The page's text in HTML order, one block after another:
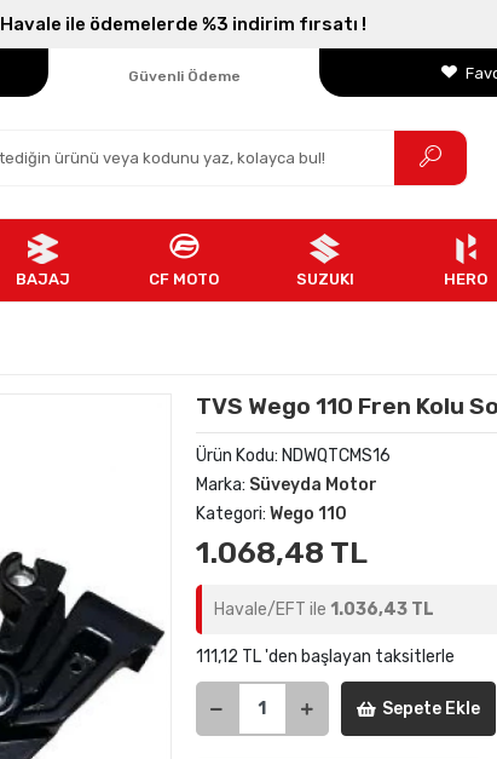
Havale ile ödemelerde %3 indirim fırsatı !
Parçanızın Online Adresi
Güvenli Ödeme
BAJAJ CF MOTO SUZUKI HERO
TVS Wego 110 Fren Kolu
Ürün Kodu: NDWQTCMS16
Marka: Süveyda Motor
Kategori: Wego 110
1.068,48 TL
Havale/EFT ile 1.036,43 TL
111,12 TL 'den başlayan taksitlerle
Sepete Ekle